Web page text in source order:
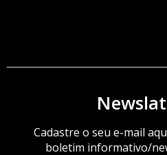
Cadastre o seu e-mail
boletim informativo/